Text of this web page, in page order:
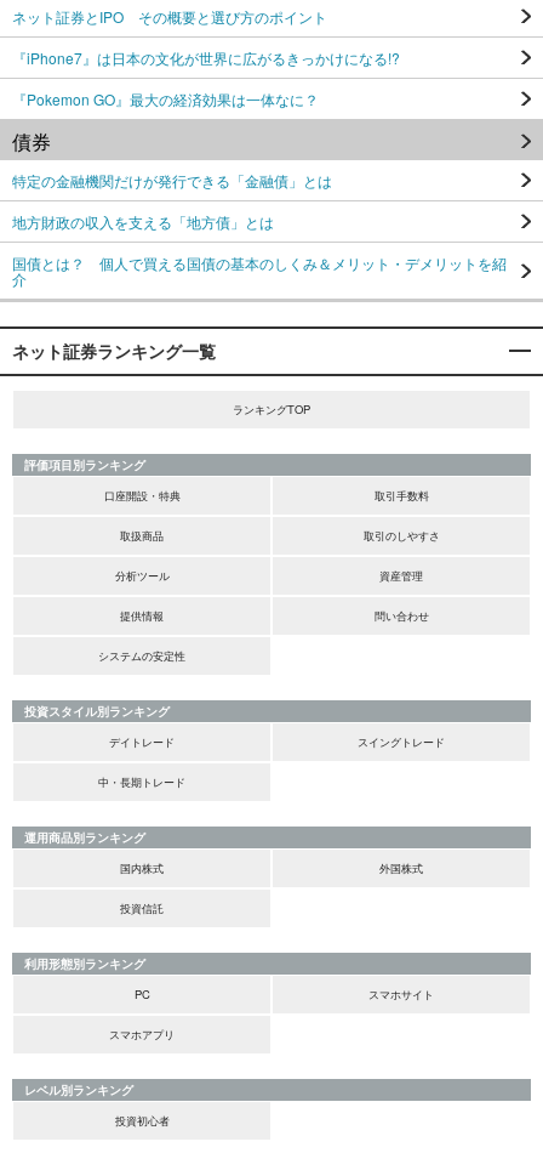
ネット証券とIPO その概要と選び方のポイント
『iPhone7』は日本の文化が世界に広がるきっかけになる!?
『Pokemon GO』最大の経済効果は一体なに？
債券
特定の金融機関だけが発行できる「金融債」とは
地方財政の収入を支える「地方債」とは
国債とは？ 個人で買える国債の基本のしくみ＆メリット・デメリットを紹
介
ネット証券ランキング一覧
ランキングTOP
評価項目別ランキング
口座開設・特典
取引手数料
取扱商品 取引のしやすさ
分析ツール 資産管理
提供情報 問い合わせ
システムの安定性
投資スタイル別ランキング
デイトレード
スイングトレード
中・長期トレード
運用商品別ランキング
国内株式
外国株式
投資信託
利用形態別ランキング
PC
スマホサイト
スマホアプリ
レベル別ランキング
投資初心者